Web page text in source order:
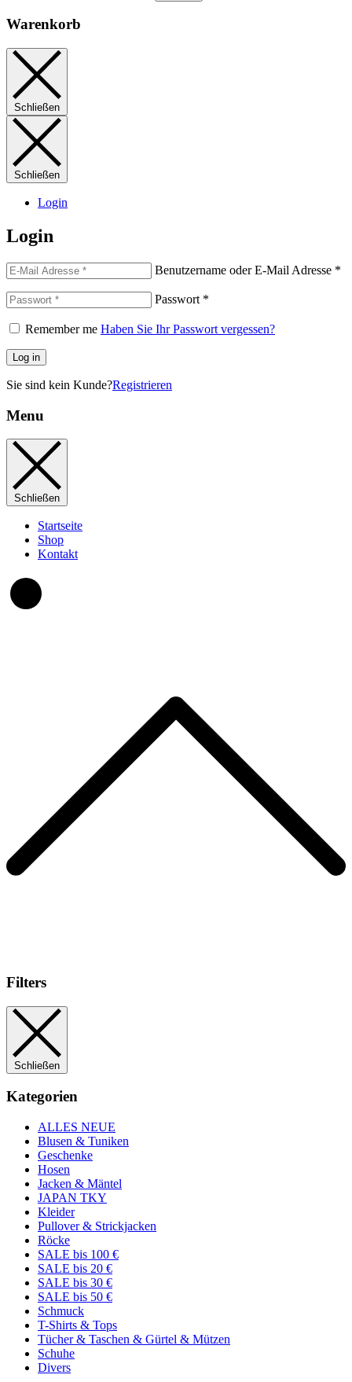
Warenkorb
Schließen
Schließen
Login
Login
Benutzername oder E-Mail Adresse *
Passwort *
Remember me Haben Sie Ihr Passwort vergessen?
Log in
Sie sind kein Kunde?Registrieren
Menu
Schließen
Startseite
Shop
Kontakt
Filters
Schließen
Kategorien
ALLES NEUE
Blusen & Tuniken
Geschenke
Hosen
Jacken & Mäntel
JAPAN TKY
Kleider
Pullover & Strickjacken
Röcke
SALE bis 100 €
SALE bis 20 €
SALE bis 30 €
SALE bis 50 €
Schmuck
T-Shirts & Tops
Tücher & Taschen & Gürtel & Mützen
Schuhe
Divers